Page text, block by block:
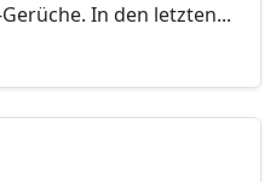
In den letzten...